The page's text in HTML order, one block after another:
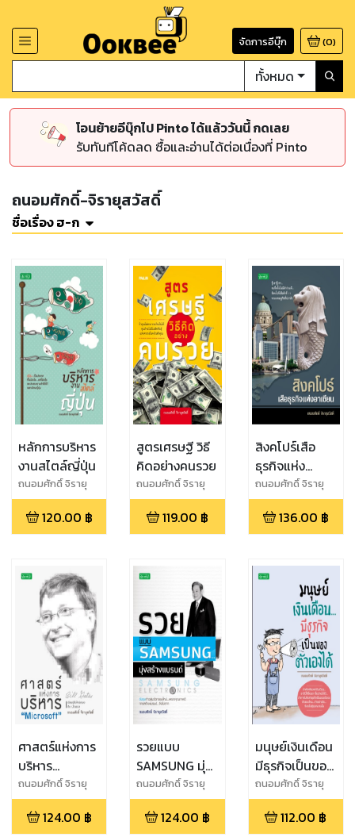
จัดการอีบุ๊ก (0)
ทั้งหมด
โอนย้ายอีบุ๊กไป Pinto ได้แล้ววันนี้ กดเลย
รับทันทีโค้ดลด ซื้อและอ่านได้ต่อเนื่องที่ Pinto
ถนอมศักดิ์-จิรายุสวัสดิ์
ชื่อเรื่อง ฮ-ก
หลักการบริหาร
งานสไตล์ญี่ปุ่น
ถนอมศักดิ์ จิรายุ
สวัสดิ์
120.00 ฿
สูตรเศรษฐี วิธี
คิดอย่างคนรวย
ถนอมศักดิ์ จิรายุ
สวัสดิ์
119.00 ฿
สิงคโปร์เสือ
ธุรกิจแห่ง
อาเซียน
ถนอมศักดิ์ จิรายุ
สวัสดิ์
136.00 ฿
ศาสตร์แห่งการ
บริหาร
"Microsoft"
ถนอมศักดิ์ จิรายุ
สวัสดิ์
124.00 ฿
รวยแบบ
SAMSUNG มุ่ง
สร้างแบรนด์
ถนอมศักดิ์ จิรายุ
สวัสดิ์
124.00 ฿
มนุษย์เงินเดือน
มีธุรกิจเป็นของ
ตัวเองได้
ถนอมศักดิ์ จิรายุ
สวัสดิ์
112.00 ฿